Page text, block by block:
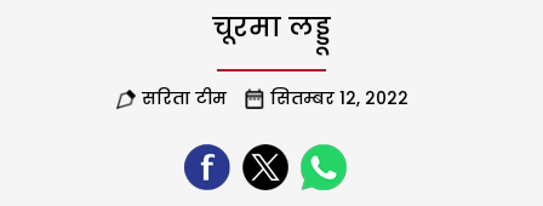
चूरमा लड्डू
सरिता टीम सितम्बर 12, 2022